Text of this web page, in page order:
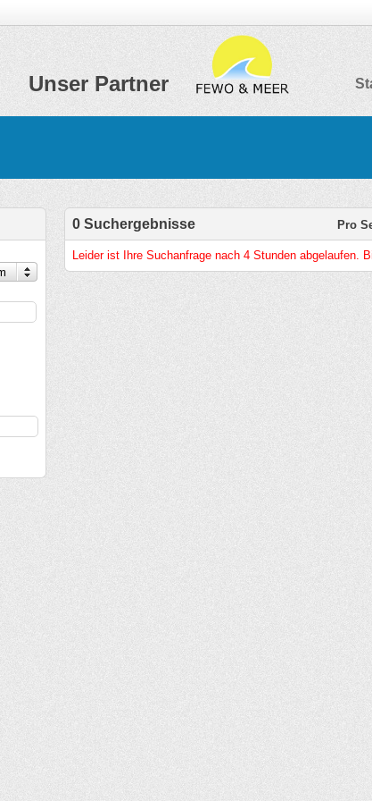
Unser Partner
0 Suchergebnisse Pro
Leider ist Ihre Suchanfrage nach 4 Stunden abgelaufen.